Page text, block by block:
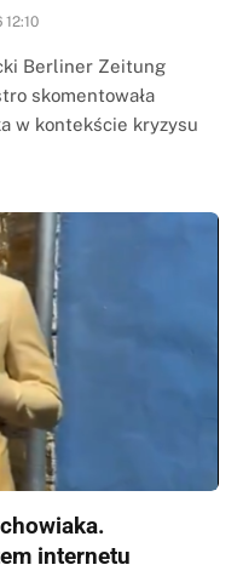
Berliner Zeitung
skomentowała
w kontekście kryzysu
internetu